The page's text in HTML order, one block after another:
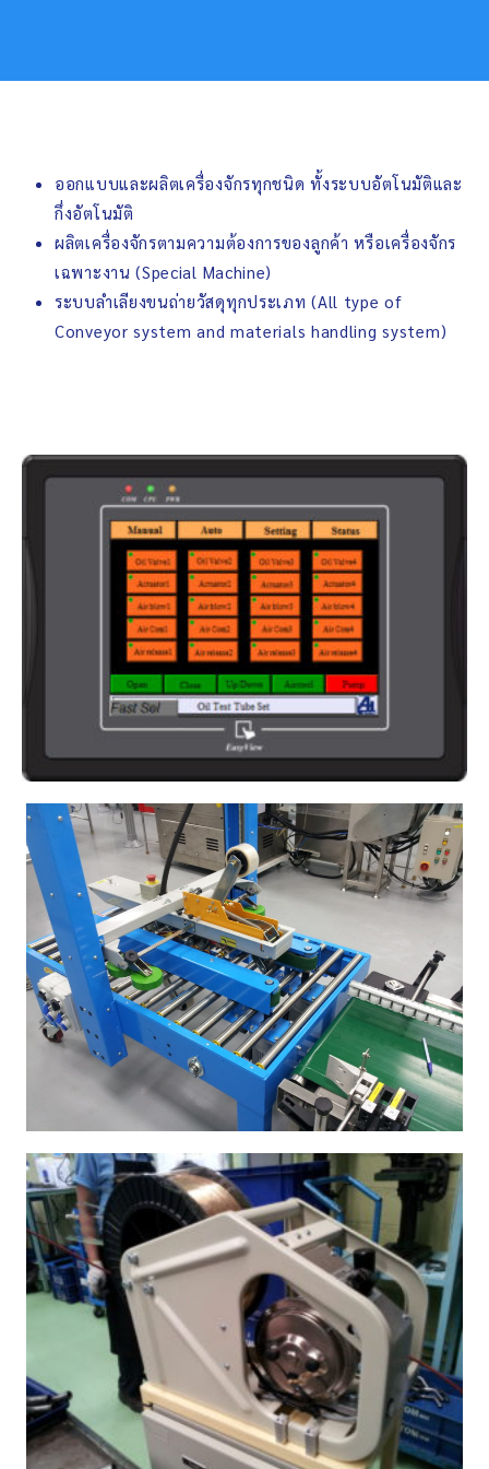
ออกแบบและผลิตเครื่องจักรทุกชนิด ทั้งระบบอัตโนมัติและ
กึ่งอัตโนมัติ
ผลิตเครื่องจักรตามความต้องการของลูกค้า หรือเครื่องจักร
เฉพาะงาน (Special Machine)
ระบบลำเลียงขนถ่ายวัสดุทุกประเภท (All type of
Conveyor system and materials handling system)